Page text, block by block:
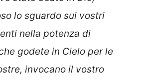
lo sguardo sui vostri
nella potenza di
godete in Cielo per le
invocano il vostro